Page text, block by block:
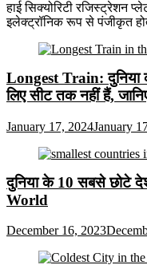
हाई सिक्योरिटी रजिस्ट्रेशन
इलेक्ट्रॉनिक रूप से पंजीकृत
Longest Train: दुनिया
लिए सीट तक ​​नहीं हैं,
January 17, 2024January
दुनिया के 10 सबसे छोटे
World
December 16, 2023